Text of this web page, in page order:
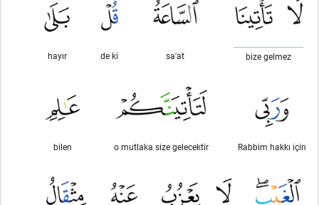
bize gelmez
sa'at
de ki
hayır
Rabbim hakkı için
o mutlaka size gelecektir
bilen